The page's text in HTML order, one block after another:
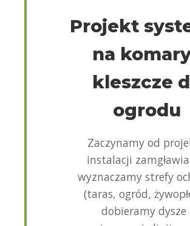
Projekt
na
kleszcze
ogrodu
Zaczynamy od
instalacji
wyznaczamy strefy
(taras, ogród,
dobieramy dysze